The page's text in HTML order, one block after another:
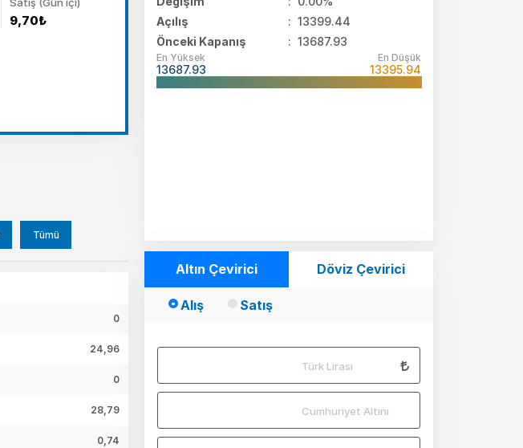
9,70₺
Tümü
0
24,96
0
28,79
0,74
Açılış
: 13399.44
Önceki Kapanış
: 13687.93
En Yüksek
13687.93
En Düşük
13395.94
Altın Çevirici Döviz Çevirici
Alış Satış
Türk Lirası
Cumhuriyet Altını